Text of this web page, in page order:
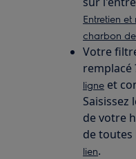
Entretien
charbon
Votre
remplacé
ligne et
Saisissez
de votre
de toutes
lien.